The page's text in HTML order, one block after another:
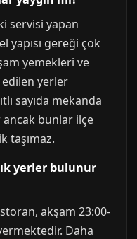
servisi yapan
yapısı gereği çok
yemekleri ve
yerler
sayıda mekanda
bunlar ilçe
taşımaz.
yerler bulunur
akşam 23:00-
Daha